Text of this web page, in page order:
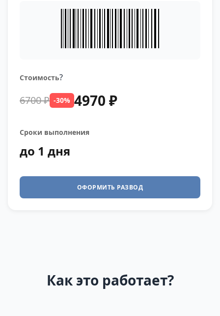
Стоимость?
6700 ₽ -30% 4970 ₽
Сроки выполнения
до 1 дня
ОФОРМИТЬ РАЗВОД
Как это работает?